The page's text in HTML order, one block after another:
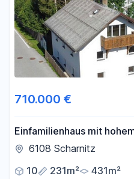
-
710.000 €
Einfamilienhaus mit
6108 Scharnitz
10
231m² 431m²